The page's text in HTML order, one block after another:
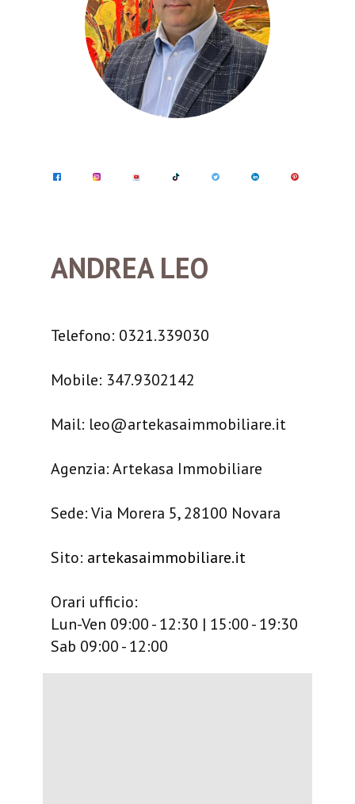
ANDREA LEO
Telefono: 0321.339030
Mobile: 347.9302142
Mail: leo@artekasaimmobiliare.it
Agenzia: Artekasa Immobiliare
Sede: Via Morera 5, 28100 Novara
Sito: artekasaimmobiliare.it
Orari ufficio:
Lun-Ven 09:00 - 12:30 | 15:00 - 19:30
Sab 09:00 - 12:00